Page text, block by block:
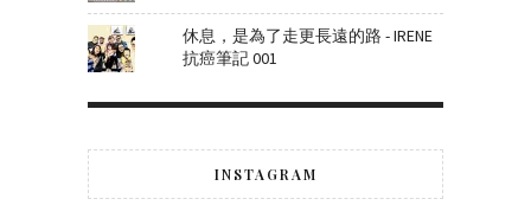
休息，是為了走更長遠的路 - IRENE
抗癌筆記 001
INSTAGRAM